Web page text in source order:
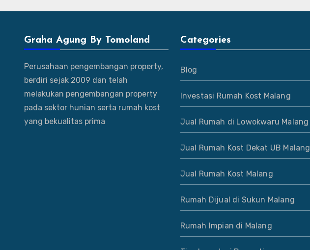
Graha Agung By Tomoland
Perusahaan pengembangan property,
berdiri sejak 2009 dan telah
melakukan pengembangan property
pada sektor hunian serta rumah kost
yang bekualitas prima
Categories
Blog
Investasi Rumah Kost Malang
Jual Rumah di Lowokwaru Malang
Jual Rumah Kost Dekat UB Malang
Jual Rumah Kost Malang
Rumah Dijual di Sukun Malang
Rumah Impian di Malang